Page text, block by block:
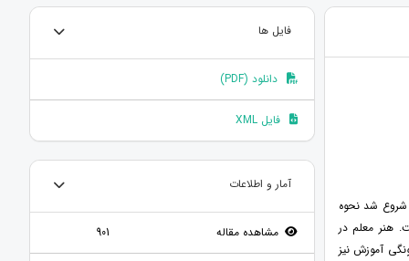
شروع شد نحوه
هنر معلم در
آموزش نیز
فایل ها
دانلود (PDF)
فایل XML
آمار و اطلاعات
مشاهده مقاله 901